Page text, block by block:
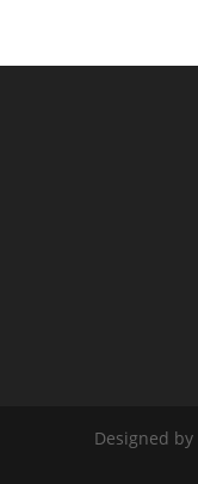
Designed by